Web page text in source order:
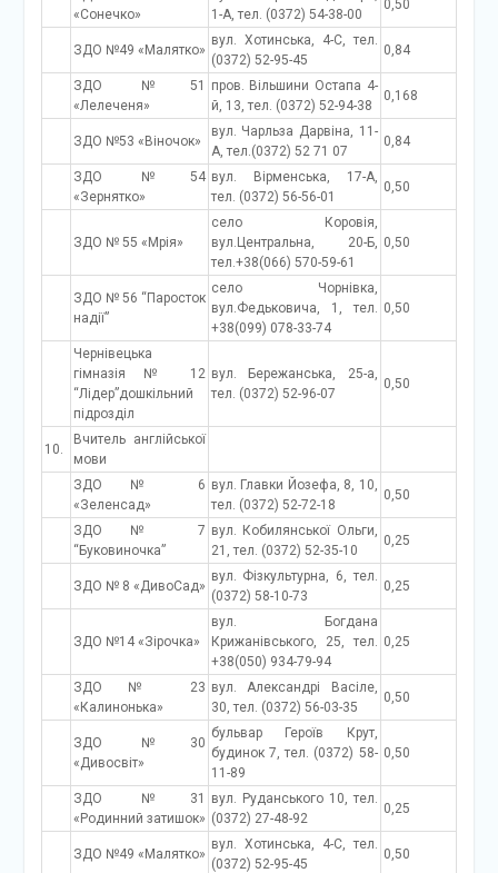
«Сонечко»
1-А, тел. (0372) 54-38-00
0,50
ЗДО №49 «Малятко»
вул. Хотинська, 4-С, тел.
(0372) 52-95-45
0,84
ЗДО №51
«Лелеченя»
пров. Вільшини Остапа 4-
й, 13, тел. (0372) 52-94-38
0,168
ЗДО №53 «Віночок»
вул. Чарльза Дарвіна, 11-
А, тел.(0372) 52 71 07
0,84
ЗДО №54
«Зернятко»
вул. Вірменська, 17-А,
тел. (0372) 56-56-01
0,50
ЗДО № 55 «Мрія»
село Коровія,
вул.Центральна, 20-Б,
тел.+38(066) 570-59-61
0,50
ЗДО № 56 “Паросток
надії”
село Чорнівка,
вул.Федьковича, 1, тел.
+38(099) 078-33-74
0,50
Чернівецька
гімназія № 12
“Лідер”дошкільний
підрозділ
вул. Бережанська, 25-а,
тел. (0372) 52-96-07
0,50
10.
Вчитель англійської
мови
ЗДО № 6
«Зеленсад»
вул. Главки Йозефа, 8, 10,
тел. (0372) 52-72-18
0,50
ЗДО № 7
“Буковиночка”
вул. Кобилянської Ольги,
21, тел. (0372) 52-35-10
0,25
ЗДО № 8 «ДивоСад»
вул. Фізкультурна, 6, тел.
(0372) 58-10-73
0,25
ЗДО №14 «Зірочка»
вул. Богдана
Крижанівського, 25, тел.
+38(050) 934-79-94
0,25
ЗДО № 23
«Калинонька»
вул. Александрі Васіле,
30, тел. (0372) 56-03-35
0,50
ЗДО №30
«Дивосвіт»
бульвар Героїв Крут,
будинок 7, тел. (0372) 58-
11-89
0,50
ЗДО №31
«Родинний затишок»
вул. Руданського 10, тел.
(0372) 27-48-92
0,25
ЗДО №49 «Малятко»
вул. Хотинська, 4-С, тел.
(0372) 52-95-45
0,50